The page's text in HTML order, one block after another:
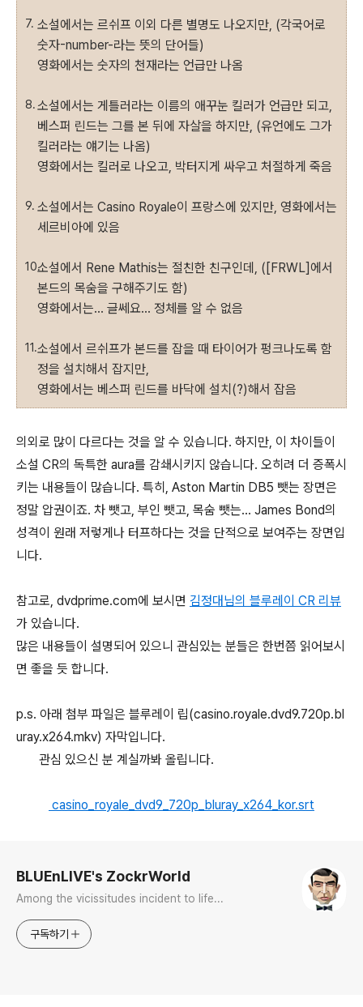
소설에서는 르쉬프 이외 다른 별명도 나오지만, (각국어로
숫자-number-라는 뜻의 단어들)
영화에서는 숫자의 천재라는 언급만 나옴
소설에서는 게틀러라는 이름의 애꾸눈 킬러가 언급만 되고,
베스퍼 린드는 그를 본 뒤에 자살을 하지만, (유언에도 그가
킬러라는 얘기는 나옴)
영화에서는 킬러로 나오고, 박터지게 싸우고 처절하게 죽음
소설에서는 Casino Royale이 프랑스에 있지만, 영화에서는
세르비아에 있음
소설에서 Rene Mathis는 절친한 친구인데, ([FRWL]에서
본드의 목숨을 구해주기도 함)
영화에서는... 글쎄요... 정체를 알 수 없음
소설에서 르쉬프가 본드를 잡을 때 타이어가 펑크나도록 함
정을 설치해서 잡지만,
영화에서는 베스퍼 린드를 바닥에 설치(?)해서 잡음
의외로 많이 다르다는 것을 알 수 있습니다. 하지만, 이 차이들이
소설 CR의 독특한 aura를 감쇄시키지 않습니다. 오히려 더 증폭시
키는 내용들이 많습니다. 특히, Aston Martin DB5 뺏는 장면은
정말 압권이죠. 차 뺏고, 부인 뺏고, 목숨 뺏는... James Bond의
성격이 원래 저렇게나 터프하다는 것을 단적으로 보여주는 장면입
니다.
참고로, dvdprime.com에 보시면 김정대님의 블루레이 CR 리뷰
가 있습니다.
많은 내용들이 설명되어 있으니 관심있는 분들은 한번쯤 읽어보시
면 좋을 듯 합니다.
p.s. 아래 첨부 파일은 블루레이 립(casino.royale.dvd9.720p.bl
uray.x264.mkv) 자막입니다.
관심 있으신 분 계실까봐 올립니다.
casino_royale_dvd9_720p_bluray_x264_kor.srt
BLUEnLIVE's ZockrWorld
Among the vicissitudes incident to life...
구독하기